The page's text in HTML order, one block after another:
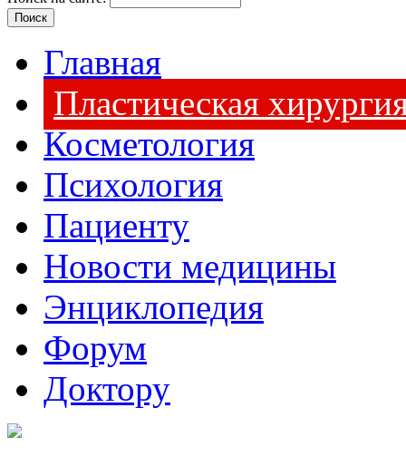
Главная
Пластическая
Косметология
Психология
Пациенту
Новости медицины
Энциклопедия
Форум
Доктору